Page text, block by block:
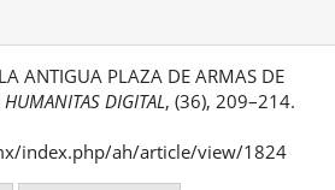
ANTIGUA PLAZA DE ARMAS DE
HUMANITAS DIGITAL, (36), 209–214.
index.php/ah/article/view/1824